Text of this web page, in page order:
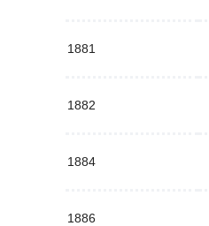
1881
1882
1884
1886